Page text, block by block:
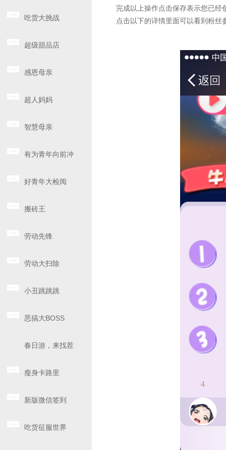
吃货大挑战
超级甜品店
感恩母亲
超人妈妈
智慧母亲
有为青年向前冲
好青年大检阅
搬砖王
劳动先锋
劳动大扫除
小丑跳跳跳
恶搞大BOSS
春日游，来找茬
瘦身卡路里
新版微信签到
吃货征服世界
完成以上操作点击保存表示您已经
点击以下的详情里面可以看到粉丝